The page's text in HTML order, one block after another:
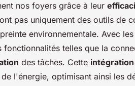
nos foyers grâce à leur
pas uniquement des outils de
environnementale. Avec les
telles que la
des tâches. Cette intégration
de l'énergie, optimisant ainsi les